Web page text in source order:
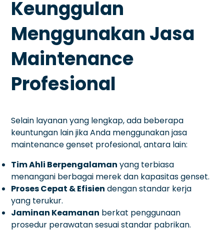
Keunggulan
Menggunakan Jasa
Maintenance
Profesional
Selain layanan yang lengkap, ada beberapa
keuntungan lain jika Anda menggunakan jasa
maintenance genset profesional, antara lain:
Tim Ahli Berpengalaman yang terbiasa
menangani berbagai merek dan kapasitas genset.
Proses Cepat & Efisien dengan standar kerja
yang terukur.
Jaminan Keamanan berkat penggunaan
prosedur perawatan sesuai standar pabrikan.